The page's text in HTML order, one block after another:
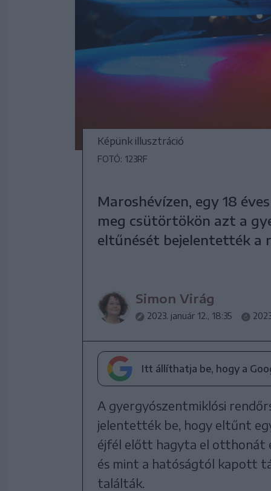
Képünk illusztráció
FOTÓ: 123RF
Maroshévízen, egy 18
meg csütörtökön azt a
eltűnését bejelentették a
Simon Virág
2023. január 12., 18:35
Itt állíthatja be, hogy a
A gyergyószentmiklósi
jelentették be, hogy eltűnt
éjfél előtt hagyta el otthonát
és mint a hatóságtól kapott
találták.